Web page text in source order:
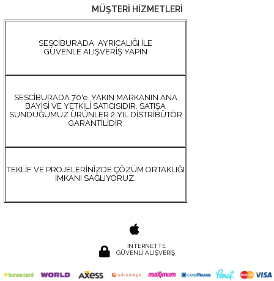
MÜŞTERİ HİZMETLERİ
SESCİBURADA AYRICALIĞI İLE
GÜVENLE ALIŞVERİŞ YAPIN
SESCİBURADA 70'e YAKIN MARKANIN ANA
BAYİSİ VE YETKİLİ SATICISIDIR. SATIŞA
SUNDUĞUMUZ ÜRÜNLER 2 YIL DİSTRİBÜTÖR
GARANTİLİDİR
TEKLİF VE PROJELERİNİZDE ÇÖZÜM ORTAKLIĞI
İMKANI SAĞLIYORUZ.
İNTERNETTE
GÜVENLİ ALIŞVERİŞ